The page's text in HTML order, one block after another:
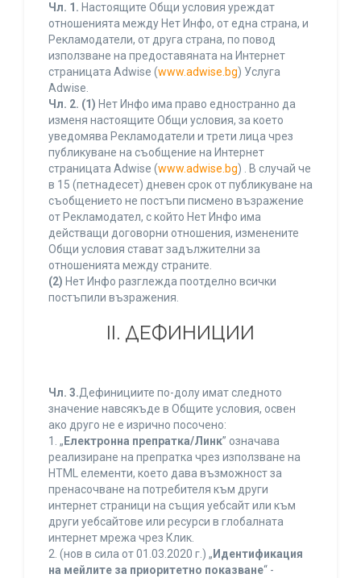
Чл. 1. Настоящите Общи условия уреждат
отношенията между Нет Инфо, от една страна, и
Рекламодатели, от друга страна, по повод
използване на предоставяната на Интернет
страницата Adwise (www.adwise.bg) Услуга
Adwise.
Чл. 2. (1) Нет Инфо има право едностранно да
изменя настоящите Общи условия, за което
уведомява Рекламодатели и трети лица чрез
публикуване на съобщение на Интернет
страницата Adwise (www.adwise.bg) . В случай че
в 15 (петнадесет) дневен срок от публикуване на
съобщението не постъпи писмено възражение
от Рекламодател, с който Нет Инфо има
действащи договорни отношения, изменените
Общи условия стават задължителни за
отношенията между страните.
(2) Нет Инфо разглежда поотделно всички
постъпили възражения.
ІІ. ДЕФИНИЦИИ
Чл. 3.Дефинициите по-долу имат следното
значение навсякъде в Общите условия, освен
ако друго не е изрично посочено:
1. „ Електронна препратка/Линк” означава
реализиране на препратка чрез използване на
HTML елементи, което дава възможност за
пренасочване на потребителя към други
интернет страници на същия уебсайт или към
други уебсайтове или ресурси в глобалната
интернет мрежа чрез Клик.
2. (нов в сила от 01.03.2020 г.) „ Идентификация
на мейлите за приоритетно показване“ -